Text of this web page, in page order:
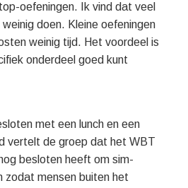
oefeningen. Ik vind dat veel
doen. Kleine oefeningen
weinig tijd. Het voordeel is
onderdeel goed kunt
met een lunch en een
vertelt de groep dat het WBT
besloten heeft om sim-
zodat mensen buiten het